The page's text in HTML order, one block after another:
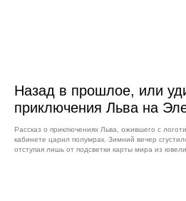
Назад в прошлое, или
приключения Льва на
Рассказ о приключениях Льва, ожившего с
кабинете царил полумрак. Зимний вечер
отступая лишь от подсветки карты мира из